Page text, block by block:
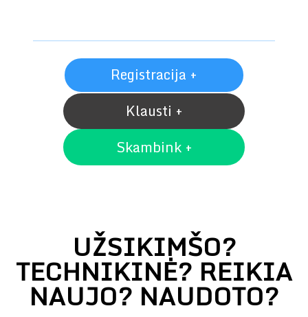
Registracija +
Klausti +
Skambink +
UŽSIKIMŠO?
TECHNIKINĖ? REIKIA
NAUJO? NAUDOTO?